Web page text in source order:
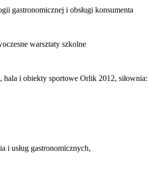
gastronomicznej i obsługi konsumenta
warsztaty szkolne
i obiekty sportowe Orlik 2012,
i usług gastronomicznych,